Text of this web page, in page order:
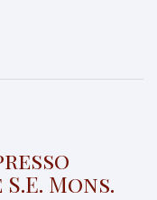
Mons.